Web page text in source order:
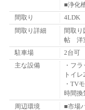
■浄化
間取り
4LDK
間取り詳細
間取
帖 洋
駐車場
2台可
主な設備
・フ
トイ
・TV
時間換
周辺環境
■市場